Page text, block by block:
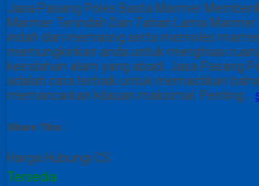
Jasa Pasang Poles Basta Marmer
Marmer Terindah Dan Tahan Lama
indah dan memasng serta memoles
memungkinkan anda untuk menghiasi
keindahan alam yang abadi. Jasa Pasang
adalah cara terbaik untuk memastikan
memancarkan kilauan maksimal. Penting…
Share This :
Harga Hubungi CS
Tersedia